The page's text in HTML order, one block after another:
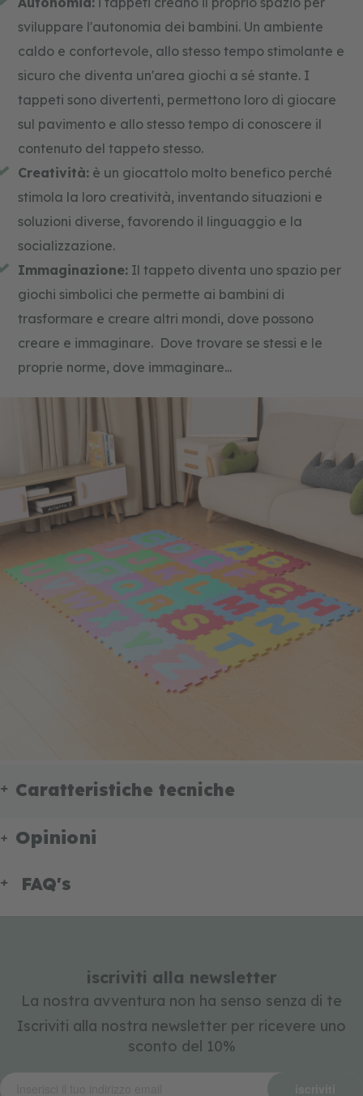
c
o
s
r
u
z
i
n
e
p
z
z
e
sviluppare l'autonomia dei bambini. Un ambiente
caldo e confortevole, allo stesso tempo stimolante e
sicuro che diventa un'area giochi a sé stante. I
tappeti sono divertenti, permettono loro di giocare
sul pavimento e allo stesso tempo di conoscere il
contenuto del tappeto stesso.
Creatività: è un giocattolo molto benefico perché
stimola la loro creatività, inventando situazioni e
soluzioni diverse, favorendo il linguaggio e la
socializzazione.
Immaginazione: Il tappeto diventa uno spazio per
giochi simbolici che permette ai bambini di
trasformare e creare altri mondi, dove possono
creare e immaginare. Dove trovare se stessi e le
proprie norme, dove immaginare...
Caratteristiche tecniche
Opinioni
FAQ's
iscriviti alla newsletter
La nostra avventura non ha senso senza di te
Iscriviti alla nostra newsletter per ricevere uno
sconto del 10%